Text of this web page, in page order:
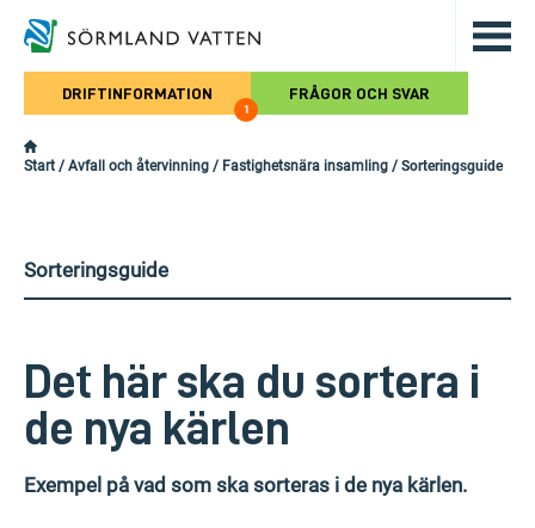
Hoppa till det huvudsakliga
DRIFTINFORMATION
1
FRÅGOR OCH SVAR
Start / Avfall och återvinning / Fastighetsnära insamling / Sorteringsguide
Sorteringsguide
Det här ska du sortera i
de nya kärlen
Exempel på vad som ska sorteras i de nya kärlen.